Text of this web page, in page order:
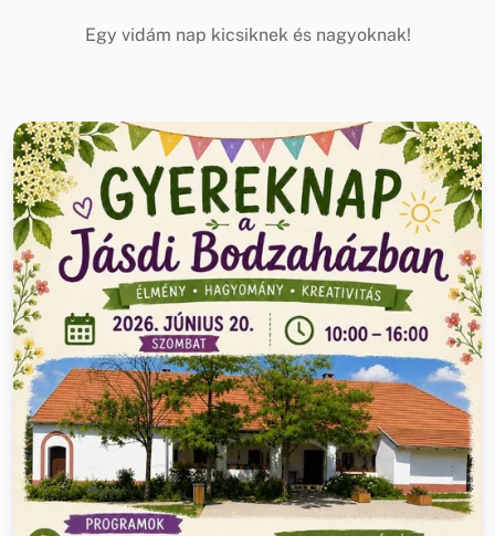
Egy vidám nap kicsiknek és nagyoknak!